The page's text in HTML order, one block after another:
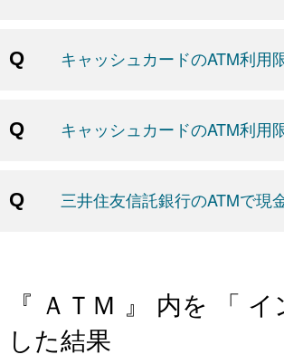
キャッシュカードのATM利用
キャッシュカードのATM利用
三井住友信託銀行のATMで現
『 ＡＴＭ 』 内を 「
した結果